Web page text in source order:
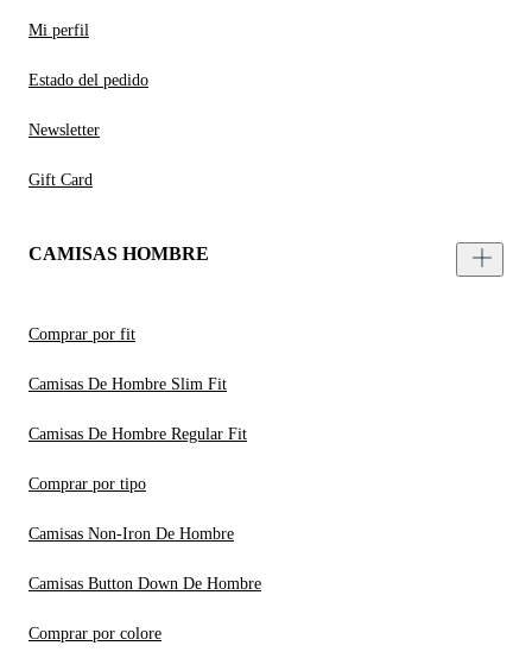
Mi perfil
Estado del pedido
Newsletter
Gift Card
CAMISAS HOMBRE
Comprar por fit
Camisas De Hombre Slim Fit
Camisas De Hombre Regular Fit
Comprar por tipo
Camisas Non-Iron De Hombre
Camisas Button Down De Hombre
Comprar por colore